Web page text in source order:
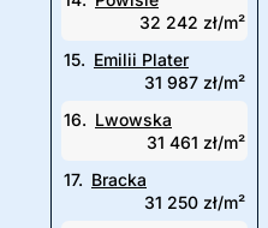
32 242 zł/m²
15. Emilii Plater
31 987 zł/m²
16. Lwowska
31 461 zł/m²
17. Bracka
31 250 zł/m²